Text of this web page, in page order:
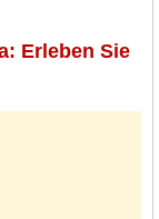
Erleben Sie